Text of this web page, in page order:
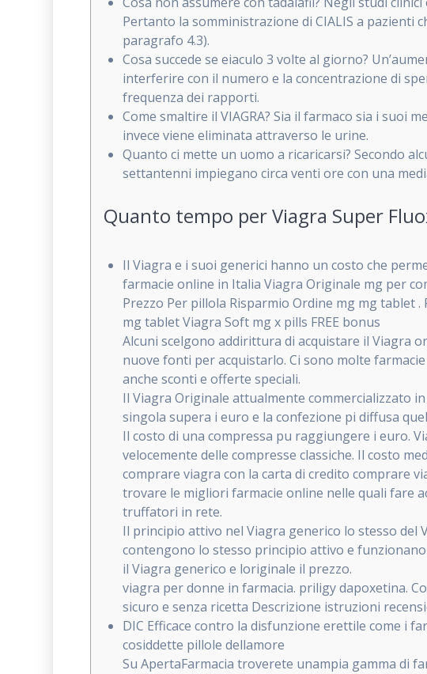
Pertanto la somministrazione di CIALIS a pazienti
paragrafo 4.3).
Cosa succede se eiaculo 3 volte al giorno?
interferire con il numero e la concentrazione di
frequenza dei rapporti.
Come smaltire il VIAGRA? Sia il farmaco sia i
invece viene eliminata attraverso le urine.
Quanto ci mette un uomo a ricaricarsi? Secondo
settantenni impiegano circa venti ore con una
Quanto tempo per Viagra Super
Il Viagra e i suoi generici hanno un costo che
farmacie online in Italia Viagra Originale mg per
Prezzo Per pillola Risparmio Ordine mg mg tablet
mg tablet Viagra Soft mg x pills FREE bonus
Alcuni scelgono addirittura di acquistare il Viagra
nuove fonti per acquistarlo. Ci sono molte
anche sconti e offerte speciali.
Il Viagra Originale attualmente commercializzato
singola supera i euro e la confezione pi diffusa
Il costo di una compressa pu raggiungere i euro.
velocemente delle compresse classiche. Il costo
comprare viagra con la carta di credito comprare
trovare le migliori farmacie online nelle quali fare
truffatori in rete.
Il principio attivo nel Viagra generico lo stesso del
contengono lo stesso principio attivo e
il Viagra generico e loriginale il prezzo.
viagra per donne in farmacia. priligy dapoxetina.
sicuro e senza ricetta Descrizione istruzioni
DIC Efficace contro la disfunzione erettile come i
cosiddette pillole dellamore
Su ApertaFarmacia troverete unampia gamma di